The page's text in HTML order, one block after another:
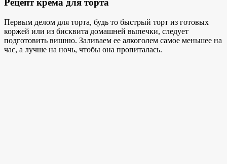
Рецепт крема для торта
Первым делом для торта, будь то быстрый торт из готовых
коржей или из бисквита домашней выпечки, следует
подготовить вишню. Заливаем ее алкоголем самое меньшее на
час, а лучше на ночь, чтобы она пропиталась.